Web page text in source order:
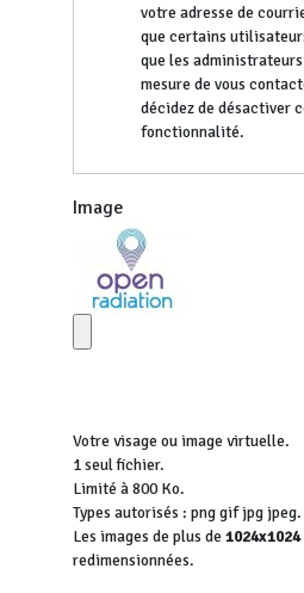
votre adresse de
que certains
que les
mesure de vous
décidez de désactiver
fonctionnalité.
Image
Votre visage ou image virtuelle.
1 seul fichier.
Limité à 800 Ko.
Types autorisés : png gif jpg jpeg.
Les images de plus de 1024x1024
redimensionnées.